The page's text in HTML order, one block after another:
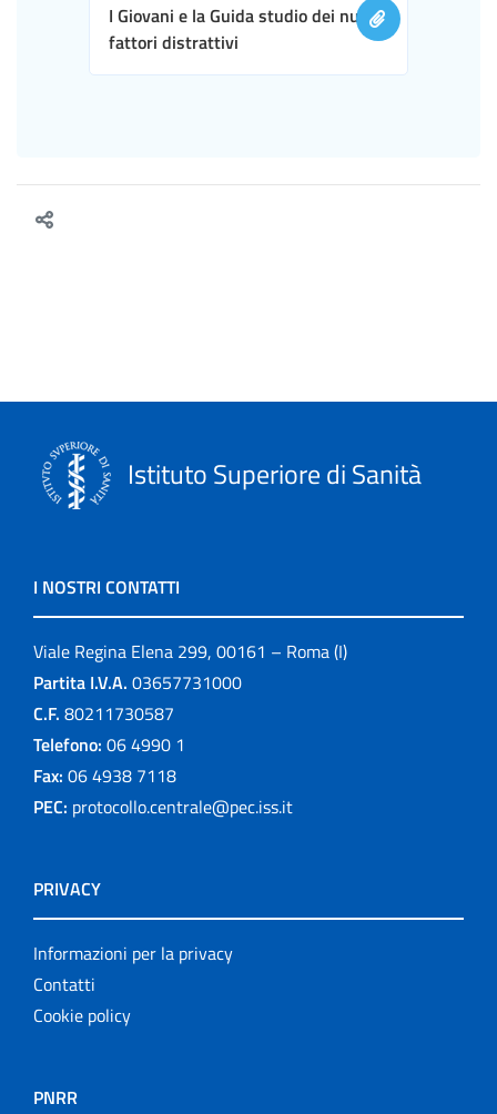
I Giovani e la Guida studio dei nuovi
fattori distrattivi
Istituto Superiore di Sanità
I NOSTRI CONTATTI
Viale Regina Elena 299, 00161 – Roma (I)
Partita I.V.A. 03657731000
C.F. 80211730587
Telefono: 06 4990 1
Fax: 06 4938 7118
PEC: protocollo.centrale@pec.iss.it
PRIVACY
Informazioni per la privacy
Contatti
Cookie policy
PNRR